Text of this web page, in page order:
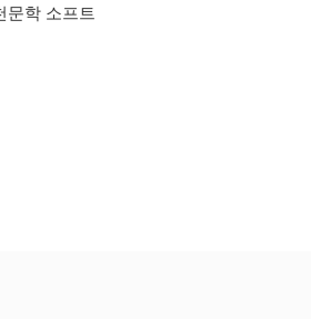
문학 소프트